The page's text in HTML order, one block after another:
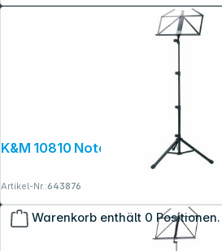
Warenkorb enthält 0
K&M 10810 Notenpult schwarz
Artikel-Nr.:643876